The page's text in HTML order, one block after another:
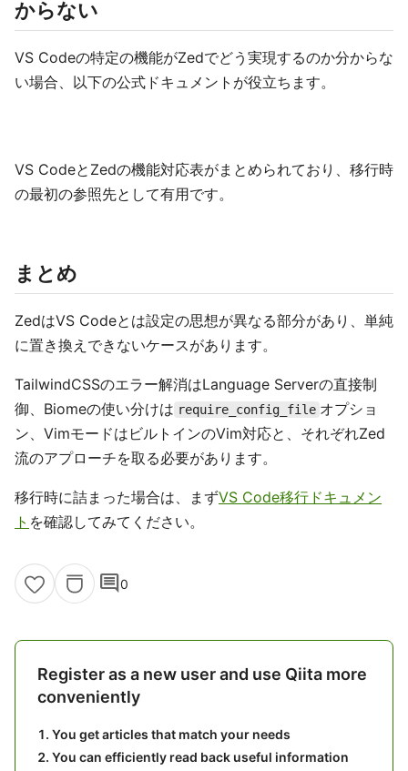
からない
VS Codeの特定の機能がZedでどう実現するのか分からな
い場合、以下の公式ドキュメントが役立ちます。
VS CodeとZedの機能対応表がまとめられており、移行時
の最初の参照先として有用です。
まとめ
ZedはVS Codeとは設定の思想が異なる部分があり、単純
に置き換えできないケースがあります。
TailwindCSSのエラー解消はLanguage Serverの直接制
御、Biomeの使い分けは require_config_file オプショ
ン、VimモードはビルトインのVim対応と、それぞれZed
流のアプローチを取る必要があります。
移行時に詰まった場合は、まずVS Code移行ドキュメン
ト を確認してみてください。
comment0
Register as a new user and use Qiita more
conveniently
You get articles that match your needs
You can efficiently read back useful information